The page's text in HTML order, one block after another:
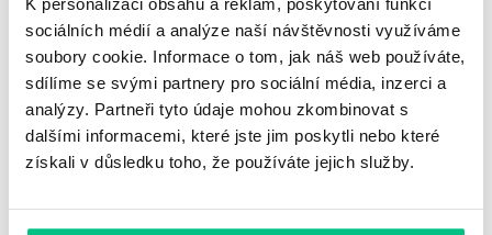
K personalizaci obsahu a reklam, poskytování funkcí
sociálních médií a analýze naší návštěvnosti využíváme
soubory cookie. Informace o tom, jak náš web používáte,
sdílíme se svými partnery pro sociální média, inzerci a
analýzy. Partneři tyto údaje mohou zkombinovat s
dalšími informacemi, které jste jim poskytli nebo které
získali v důsledku toho, že používáte jejich služby.
Komerční banka: pokles zisku
neznamená slabší banku